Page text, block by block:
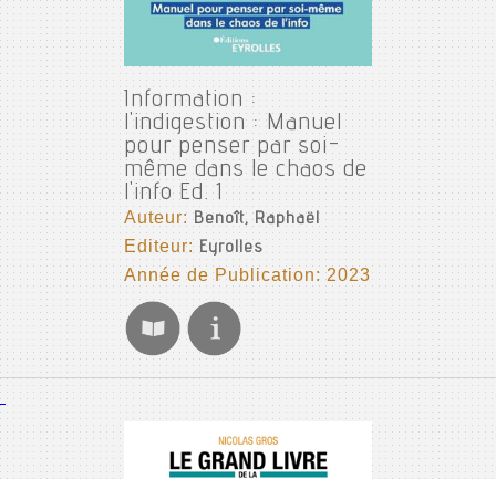
Information :
l'indigestion : Manuel
pour penser par soi-
même dans le chaos de
l'info Ed. 1
Auteur:Benoît, Raphaël
Editeur: Eyrolles
Année de Publication: 2023